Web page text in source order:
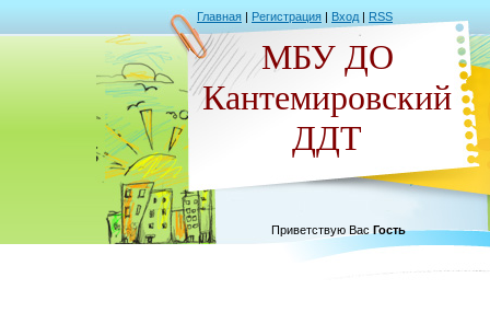
Главная | Регистрация | Вход | RSS
МБУ ДО
Кантемировский
ДДТ
Приветствую Вас Гость